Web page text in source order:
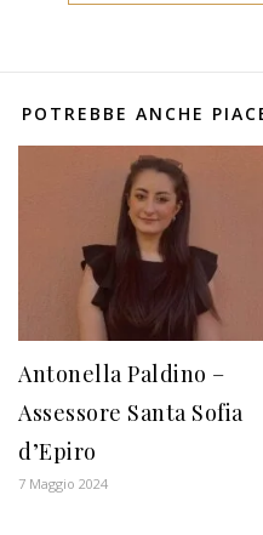
POTREBBE ANCHE
Antonella Paldino –
Assessore Santa Sofia
d’Epiro
7 Maggio 2024